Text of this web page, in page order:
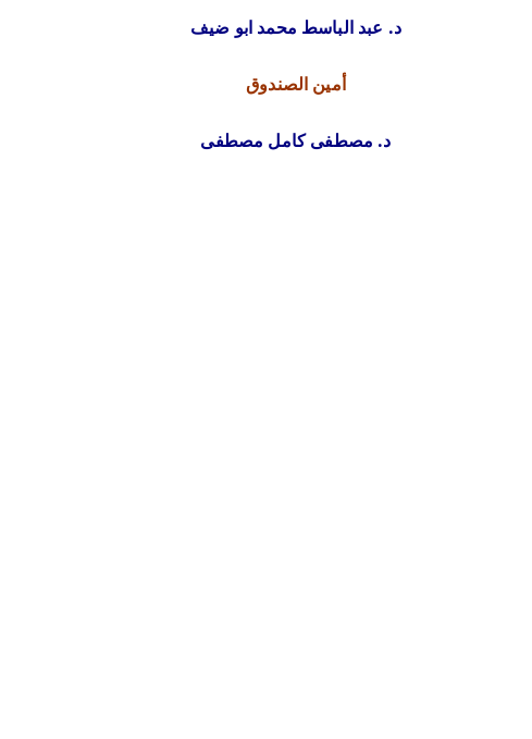
د. عبد الباسط محمد ابو ضيف
أمين الصندوق
د. مصطفى كامل مصطفى